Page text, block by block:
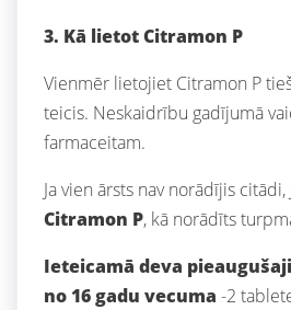
3. Kā lietot Citramon P
Vienmēr lietojiet Citramon P
teicis. Neskaidrību gadījumā
farmaceitam.
Ja vien ārsts nav norādījis
Citramon P, kā norādīts
Ieteicamā deva
no 16 gadu vecuma -2